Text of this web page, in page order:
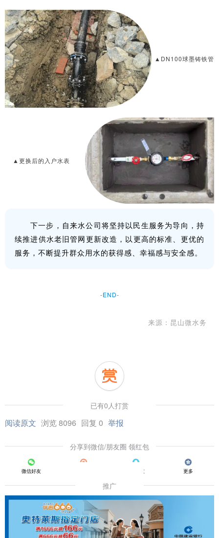
▲DN100球墨铸铁管
▲更换后的入户水表
下一步，自来水公司将坚持以民生服务为导向，持
续推进供水老旧管网更新改造，以更高的标准、更优的
服务，不断提升群众用水的获得感、幸福感与安全感。
-END-
来源：昆山微水务
已有0人打赏
阅读原文 浏览 8096 回复 0 举报
分享到微信/朋友圈 领红包
微信好友 QQ好友 更多
推广